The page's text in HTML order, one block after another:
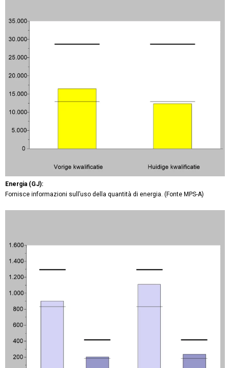
Energia (GJ):
Fornisce informazioni sull’uso della quantità di energia. (Fonte MPS-A)